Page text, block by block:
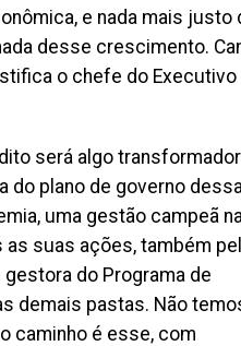
e nada mais justo
desse crescimento.
o chefe do Executivo
será algo
do plano de governo
uma gestão campeã
suas ações, também
do Programa de
demais pastas. Não
caminho é esse, com